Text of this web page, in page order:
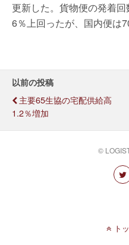
更新した。貨物便の発着
6％上回ったが、国内便は
以前の投稿
主要65生協の宅配供給高
1.2％増加
©
ト